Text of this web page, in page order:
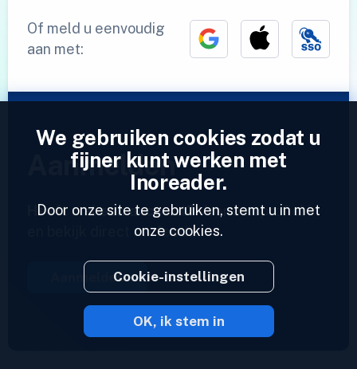
Of meld u eenvoudig
aan met:
Aanmelden
Heeft u al een account?Voer een profiel in
en bekijk direct uw feeds.
Aanmelden
2023 © Inoreader
We gebruiken cookies zodat u
fijner kunt werken met
Inoreader.
Door onze site te gebruiken, stemt u in met
onze cookies.
Cookie-instellingen
OK, ik stem in